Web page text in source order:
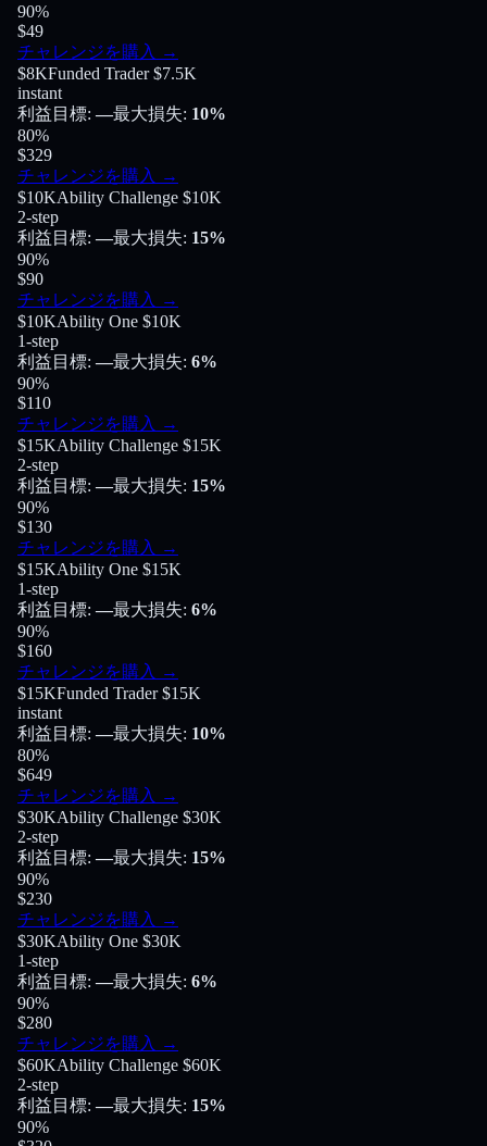
90%
$49
チャレンジを購入 →
$8KFunded Trader $7.5K
instant
利益目標:—最大損失: 10%
80%
$329
チャレンジを購入 →
$10KAbility Challenge $10K
2-step
利益目標:—最大損失: 15%
90%
$90
チャレンジを購入 →
$10KAbility One $10K
1-step
利益目標:—最大損失: 6%
90%
$110
チャレンジを購入 →
$15KAbility Challenge $15K
2-step
利益目標:—最大損失: 15%
90%
$130
チャレンジを購入 →
$15KAbility One $15K
1-step
利益目標:—最大損失: 6%
90%
$160
チャレンジを購入 →
$15KFunded Trader $15K
instant
利益目標:—最大損失: 10%
80%
$649
チャレンジを購入 →
$30KAbility Challenge $30K
2-step
利益目標:—最大損失: 15%
90%
$230
チャレンジを購入 →
$30KAbility One $30K
1-step
利益目標:—最大損失: 6%
90%
$280
チャレンジを購入 →
$60KAbility Challenge $60K
2-step
利益目標:—最大損失: 15%
90%